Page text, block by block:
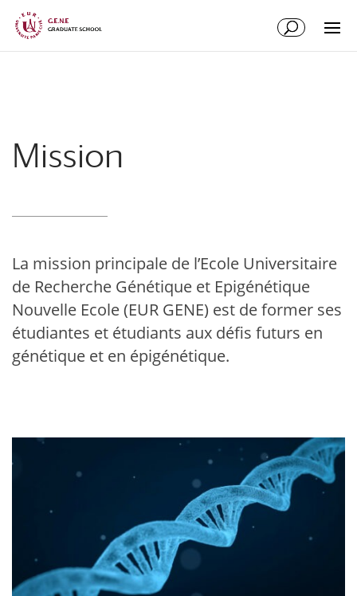
contenu
Mission
La mission principale de l’Ecole Universitaire
de Recherche Génétique et Epigénétique
Nouvelle Ecole (EUR GENE) est de former ses
étudiantes et étudiants aux défis futurs en
génétique et en épigénétique.